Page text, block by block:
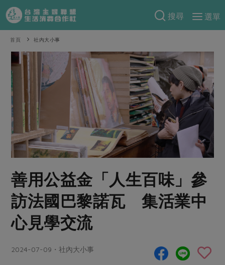
搜尋
選單
產品分類
當季蔬果
一籃菜 當令水果
芽苗類 蕈菇類
辛香料類
奶蛋豆・五穀
蛋 乳製品
豆製品 米麵雜糧
肉品・水產
畜產肉類
食譜料理
食材
米食
麵食
肉食
海鮮
常備菜
蔬食
蛋料理
料理方式
特別企畫
預購活動
把最好的台灣味帶回家！
防災用品預購圓滿結束
更多預購活動
當季產品
合作25-精選產品第四彈
綠主張
觀點文章
主婦食堂 一籃菜真心話
社內大小事 合作聯合國
產品故事 生活提案
樂齡生活 親子食育
廚房瑜伽
關於合作社
關於我們
合作社組織
員工與求才
產品檢驗
首頁 社內大小事
善用公益金「人生百味」參
訪法國巴黎諾瓦 集活業中
心見學交流
2024-07-09・社內大小事